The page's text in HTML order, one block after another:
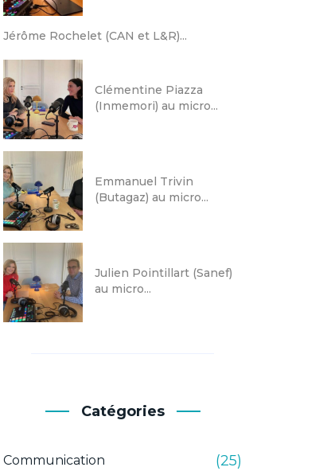
Jérôme Rochelet (CAN et L&R)...
Clémentine Piazza
(Inmemori) au micro...
Emmanuel Trivin
(Butagaz) au micro...
Julien Pointillart (Sanef)
au micro...
Catégories
Communication (25)